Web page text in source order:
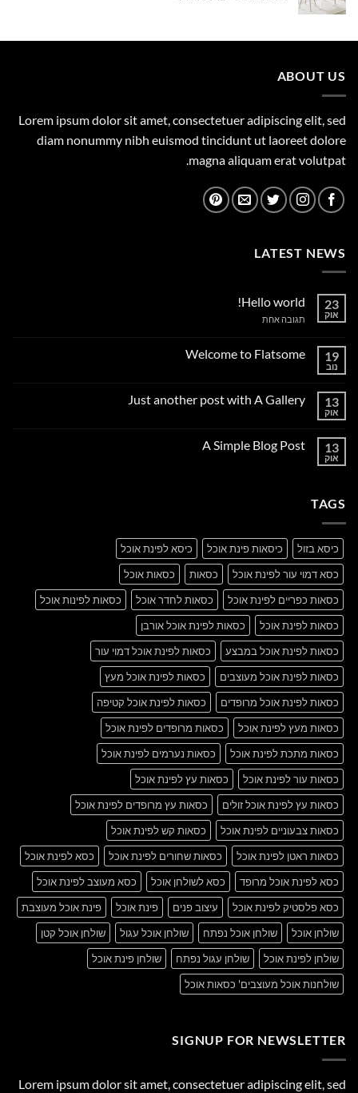
500.00 ₪.
449.00 ₪.
ABOUT US
Lorem ipsum dolor sit amet, consectetuer adipiscing elit, sed
diam nonummy nibh euismod tincidunt ut laoreet dolore
magna aliquam erat volutpat.
LATEST NEWS
23
אוק
Hello world!
תגובה אחתעל
19
נוב
Welcome to Flatsome
Welcome
13
אוק
Just another post with A Gallery
Just
13
אוק
A Simple Blog Post
TAGS
כיסא בזול כיסאות פינת אוכל
כיסא לפינת אוכל
כסא דמוי עור לפינת אוכל
כסאות
כסאות אוכל
כסאות כפריים לפינת אוכל
כסאות לחדר אוכל
כסאות לפינות אוכל
כסאות לפינת אוכל
כסאות לפינת אוכל אורבן
כסאות לפינת אוכל במבצע
כסאות לפינת אוכל דמוי עור
כסאות לפינת אוכל מעוצבים
כסאות לפינת אוכל מעץ
כסאות לפינת אוכל מרופדים
כסאות לפינת אוכל קטיפה
כסאות מעץ לפינת אוכל
כסאות מרופדים לפינת אוכל
כסאות מתכת לפינת אוכל
כסאות נערמים לפינת אוכל
כסאות עור לפינת אוכל
כסאות עץ לפינת אוכל
כסאות עץ לפינת אוכל זולים
כסאות עץ מרופדים לפינת אוכל
כסאות צבעוניים לפינת אוכל
כסאות קש לפינת אוכל
כסאות ראטן לפינת אוכל
כסאות שחורים לפינת אוכל
כסא לפינת אוכל
כסא לפינת אוכל מרופד
כסא לשולחן אוכל
כסא מעוצב לפינת אוכל
כסא פלסטיק לפינת אוכל
עיצוב פנים פינת אוכל
פינת אוכל מעוצבת
שולחן אוכל
שולחן אוכל נפתח שולחן אוכל עגול
שולחן אוכל קטן
שולחן לפינת אוכל
שולחן עגול נפתח
שולחן פינת אוכל
שולחנות אוכל מעוצבים' כסאות אוכל
SIGNUP FOR NEWSLETTER
Lorem ipsum dolor sit amet, consectetuer adipiscing elit, sed